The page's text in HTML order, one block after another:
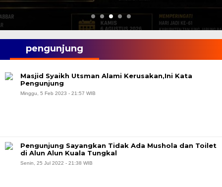
pengunjung
Masjid Syaikh Utsman Alami Kerusakan,Ini Kata
Pengunjung
Minggu, 5 Feb 2023 - 21:57 WIB
Pengunjung Sayangkan Tidak Ada Mushola dan Toilet
di Alun Alun Kuala Tungkal
Senin, 25 Jul 2022 - 21:38 WIB